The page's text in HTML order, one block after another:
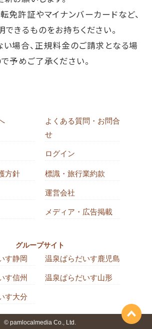
免許証やマイナンバーカードなど、
きるものをお持ちください。
場合、正規料金のご請求となる場
予めご了承ください。
よくある質問・お問合
せ
ログイン
方針 標識・旅行業約款
運営会社
メディア・広告掲載
グループサイト
す静岡 温泉ぱらだいす鹿児島
す信州 温泉ぱらだいす山形
す大分
© pamlocalmedia Co., Ltd.